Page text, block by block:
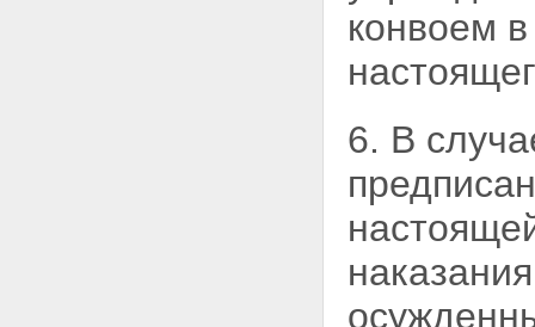
конвоем
6. В